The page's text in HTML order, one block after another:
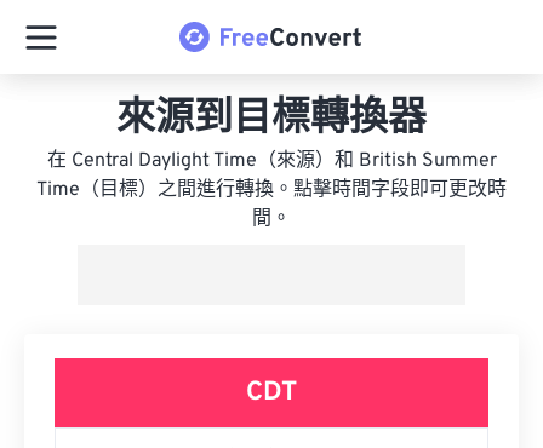
來源到目標轉換器
在 Central Daylight Time（來源）和 British Summer
Time（目標）之間進行轉換。點擊時間字段即可更改時
間。
CDT